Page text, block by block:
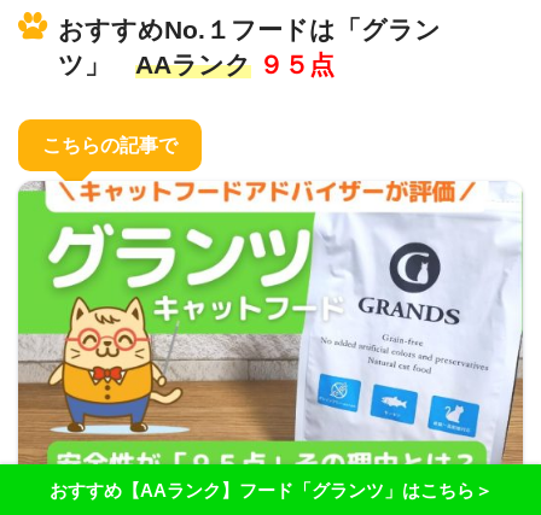
おすすめNo.１フードは「グラン
ツ」AAランク ９５点
こちらの記事で
8月 20, 2022
おすすめ【AAランク】フード「グランツ」はこちら＞